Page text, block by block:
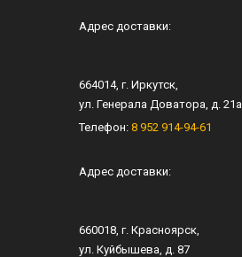
Адрес доставки:
664014, г. Иркутск
ул. Генерала Доватора, д. 21а
Телефон: 8 952 914-94-61
Адрес доставки:
660018 , г. Красноярск
ул. Куйбышева, д. 87